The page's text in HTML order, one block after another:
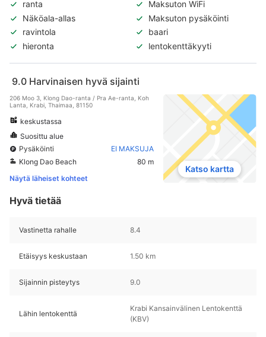
ranta
Maksuton WiFi
Näköala-allas
Maksuton pysäköinti
ravintola
baari
hieronta
lentokenttäkyyti
9.0 Harvinaisen hyvä sijainti
206 Moo 3, Klong Dao-ranta / Pra Ae-ranta, Koh
Lanta, Krabi, Thaimaa, 81150
keskustassa
Suosittu alue
Pysäköinti
EI MAKSUJA
Klong Dao Beach
80 m
Näytä läheiset kohteet
Katso kartta
Hyvä tietää
Vastinetta rahalle 8.4
Etäisyys keskustaan 1.50 km
Sijainnin pisteytys 9.0
Lähin lentokenttä
Krabi Kansainvälinen Lentokenttä
(KBV)